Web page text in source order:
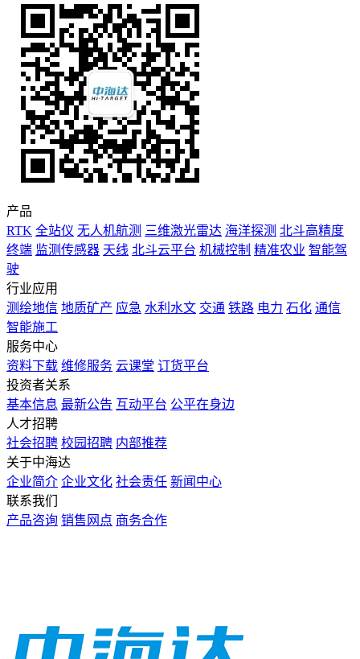
产品
RTK 全站仪 无人机航测 三维激光雷达 海洋探测 北斗高精度
终端 监测传感器 天线 北斗云平台 机械控制 精准农业 智能驾
驶
行业应用
测绘地信 地质矿产 应急 水利水文 交通 铁路 电力 石化 通信
智能施工
服务中心
资料下载 维修服务 云课堂 订货平台
投资者关系
基本信息 最新公告 互动平台 公平在身边
人才招聘
社会招聘 校园招聘 内部推荐
关于中海达
企业简介 企业文化 社会责任 新闻中心
联系我们
产品咨询 销售网点 商务合作